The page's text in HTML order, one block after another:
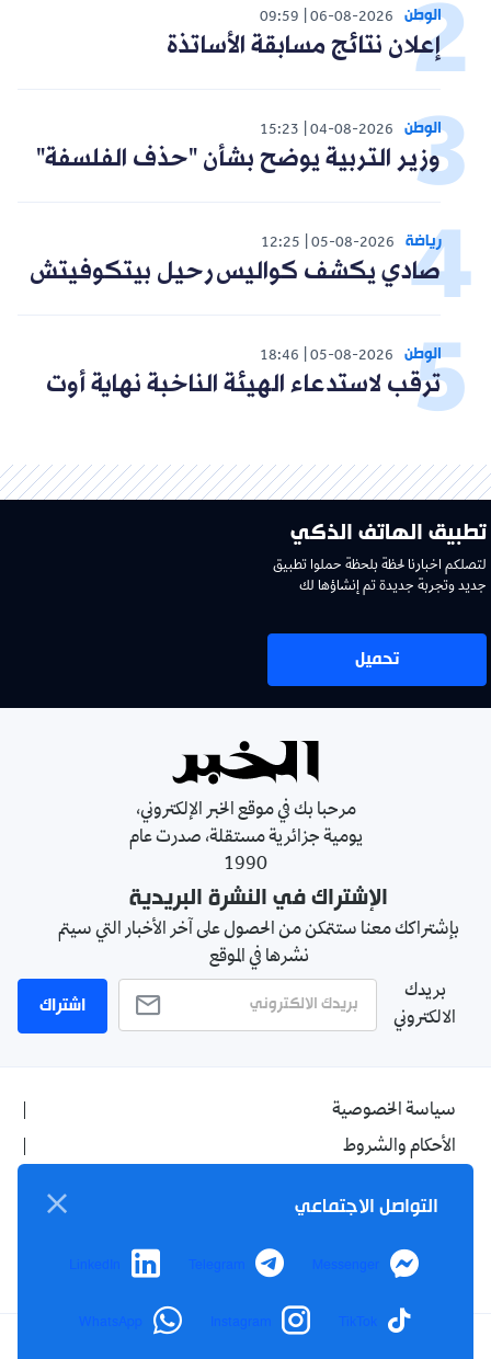
الوطن 06-08-2026
09:59
إعلان نتائج مسابقة الأساتذة
الوطن 04-08-2026
15:23
وزير التربية يوضح بشأن "حذف الفلسفة"
رياضة 05-08-2026
12:25
صادي يكشف كواليس رحيل بيتكوفيتش
الوطن 05-08-2026
18:46
ترقب لاستدعاء الهيئة الناخبة نهاية أوت
تطبيق الهاتف الذكي
لتصلكم اخبارنا لحظة بلحظة حملوا تطبيق
جديد وتجربة جديدة تم إنشاؤها لك
تحميل
مرحبا بك في موقع الخبر الإلكتروني،
يومية جزائرية مستقلة، صدرت عام
1990
الإشتراك في النشرة البريدية
بإشتراكك معنا ستتمكن من الحصول على آخر الأخبار التي سيتم
نشرها في الموقع
بريدك
الالكتروني
اشتراك
سياسة الخصوصية
الأحكام والشروط
اتصل بنا
من نحن
التواصل الاجتماعي
Messenger
Telegram
LinkedIn
TikTok
Instagram
WhatsApp